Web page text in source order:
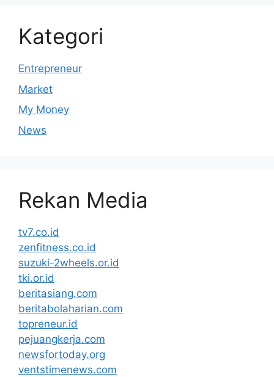
Kategori
Entrepreneur
Market
My Money
News
Rekan Media
tv7.co.id
zenfitness.co.id
suzuki-2wheels.or.id
tki.or.id
beritasiang.com
beritabolaharian.com
topreneur.id
pejuangkerja.com
newsfortoday.org
ventstimenews.com